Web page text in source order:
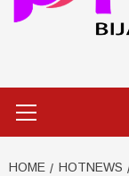
HOME HOTNEWS